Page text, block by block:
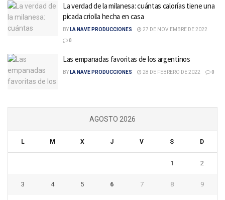
La verdad de la milanesa: cuántas calorías tiene una
picada criolla hecha en casa
BY LA NAVE PRODUCCIONES
27 DE NOVIEMBRE DE 2022
0
Las empanadas favoritas de los argentinos
BY LA NAVE PRODUCCIONES 28 DE FEBRERO DE 2022 0
AGOSTO 2026
L M X J V S D
1 2
3 4 5 6 7 8 9